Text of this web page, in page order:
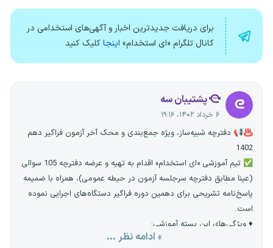
برای دریافت جدیدترین اخبار و آگهی‌های استخدامی در
کانال تلگرام «ای استخدام» اینجاکلیک کنید
پشتیبان سه
۶ خرداد ۱۴۰۲، ۱۹:۱۶
♨️📢 دفترچه شبیه‌ساز، ویژه جمع‌بندی و محک آخر آزمون فراگیر دهم
1402
✅ تیم آموزشی «ای استخدام» اقدام به تهیه و عرضه دفترچه 105 سوالی
(عینا مطابق دفترچه سرجلسه آزمون در حیطه عمومی)، همراه با ضمیمه
پاسخ‌نامه تشریحی برای دهمین دوره فراگیر دستگاه‌های اجرایی نموده
است.
♦️ ویژگی‌های این بسته آموزشی:
🔹 طراحی و عرضه سوالات مشابه دفترچه اصلی روز آزمون
» ادامه نظر ...